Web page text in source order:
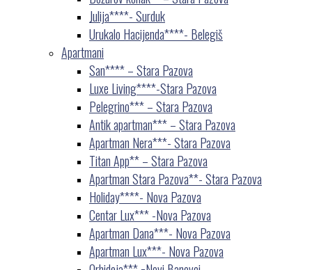
Julija****- Surduk
Urukalo Hacijenda****- Belegiš
Apartmani
San**** – Stara Pazova
Luxe Living****-Stara Pazova
Pelegrino*** – Stara Pazova
Antik apartman*** – Stara Pazova
Apartman Nera***- Stara Pazova
Titan App** – Stara Pazova
Apartman Stara Pazova**- Stara Pazova
Holiday****- Nova Pazova
Centar Lux*** -Nova Pazova
Apartman Dana***- Nova Pazova
Apartman Lux***- Nova Pazova